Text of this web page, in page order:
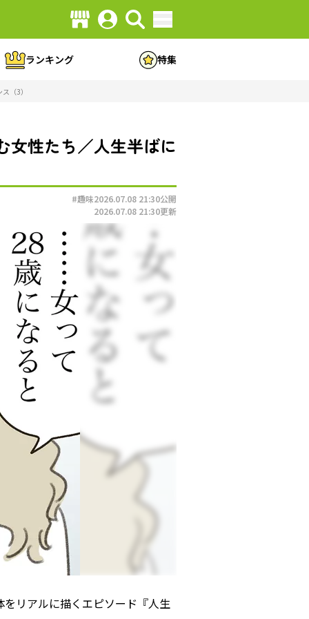
ランキング 特集
（3）
女性たち／人生半ばに
#趣味2026.07.08 21:30公開
2026.07.08 21:30更新
リアルに描くエピソード『人生